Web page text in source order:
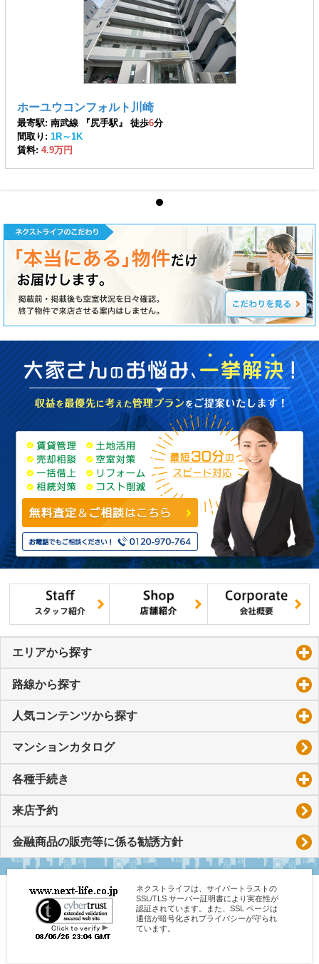
ホーユウコンフォルト川崎
最寄駅: 南武線 『尻手駅』 徒歩6分
間取り: 1R～1K
賃料: 4.9万円
エリアから探す
路線から探す
人気コンテンツから探す
マンションカタログ
各種手続き
来店予約
金融商品の販売等に係る勧誘方針
ネクストライフは、サイバートラストの
SSL/TLS サーバー証明書により実在性が
認証されています。また、SSL ページは
通信が暗号化されプライバシーが守られ
ています。